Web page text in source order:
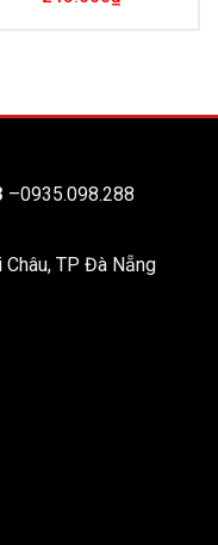
–0935.098.288
TP Đà Nẵng